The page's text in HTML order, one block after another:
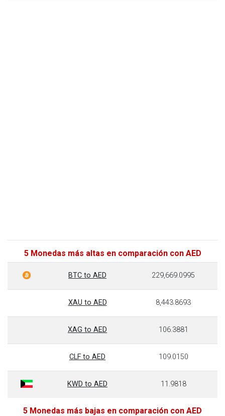
5 Monedas más altas en comparación con AED
BTC to AED 229,669.0995
XAU to AED 8,443.8693
XAG to AED 106.3881
CLF to AED 109.0150
KWD to AED 11.9818
5 Monedas más bajas en comparación con AED